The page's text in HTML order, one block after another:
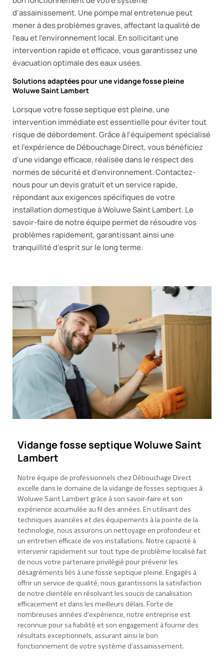
d’assainissement. Une pompe mal entretenue peut
mener à des problèmes graves, affectant la qualité de
l’eau et l’environnement local. En sollicitant une
intervention rapide et efficace, vous garantissez une
évacuation optimale des eaux usées.
Solutions adaptées pour une vidange fosse pleine
Woluwe Saint Lambert
Lorsque votre fosse septique est pleine, une
intervention immédiate est essentielle pour éviter tout
risque de débordement. Grâce à l’équipement spécialisé
et l’expérience de Débouchage Direct, vous bénéficiez
d’une vidange efficace, réalisée dans le respect des
normes de sécurité et d’environnement. Contactez-
nous pour un devis gratuit et un service rapide,
répondant aux exigences spécifiques de votre
installation domestique à Woluwe Saint Lambert. Le
savoir-faire de notre équipe permet de résoudre vos
problèmes rapidement, garantissant ainsi une
tranquillité d’esprit sur le long terme.
Vidange fosse septique Woluwe Saint
Lambert
Notre équipe de professionnels chez Débouchage Direct
excelle dans le domaine de la vidange de fosses septiques à
Woluwe Saint Lambert grâce à son savoir-faire et son
expérience accumulée au fil des années. En utilisant des
techniques avancées et des équipements à la pointe de la
technologie, nous assurons un nettoyage en profondeur et
un entretien efficace de vos installations. Notre capacité à
intervenir rapidement sur tout type de problème localisé fait
de nous votre partenaire privilégié pour prévenir les
désagréments liés à une fosse septique pleine. Engagés à
offrir un service de qualité, nous garantissons la satisfaction
de notre clientèle en résolvant les soucis de canalisation
efficacement et dans les meilleurs délais. Forte de
nombreuses années d’expérience, notre entreprise est
reconnue pour sa fiabilité et son engagement à fournir des
résultats exceptionnels, assurant ainsi le bon
fonctionnement de votre système d’assainissement.